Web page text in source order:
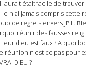
aurait était facile de
je n'ai jamais compris cette
de regrets envers JP II.
réunir des fausses
dieu est faux ? A quoi
réunion n'est ce pas pour
DIEU ?